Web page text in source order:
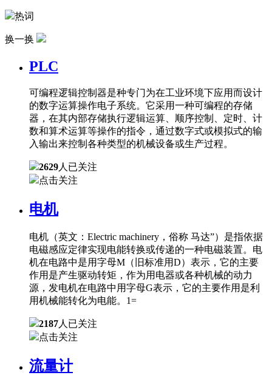
热词
换一换
PLC
可编程逻辑控制器是种专门为在工业环境下应用而设计
的数字运算操作电子系统。它采用一种可编程的存储
器，在其内部存储执行逻辑运算、顺序控制、定时、计
数和算术运算等操作的指令，通过数字式或模拟式的输
入输出来控制各种类型的机械设备或生产过程。
2629人已关注
点击关注
电机
电机（英文：Electric machinery，俗称 马达”）是指依据
电磁感应定律实现电能转换或传递的一种电磁装置。电
机在电路中是用字母M（旧标准用D）表示，它的主要
作用是产生驱动转矩，作为用电器或各种机械的动力
源，发电机在电路中用字母G表示，它的主要作用是利
用机械能转化为电能。1=
2187人已关注
点击关注
流量计